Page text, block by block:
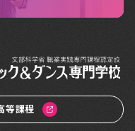
等課程